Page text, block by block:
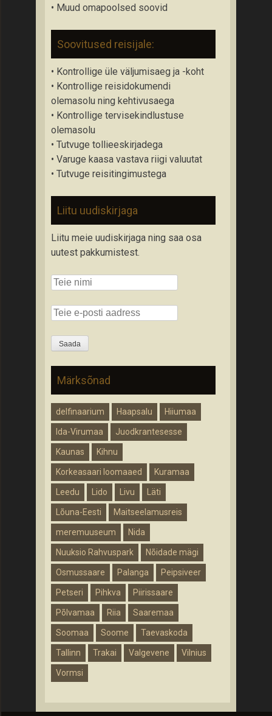
• Muud omapoolsed soovid
Soovitused reisijale:
• Kontrollige üle väljumisaeg ja -koht
• Kontrollige reisidokumendi
olemasolu ning kehtivusaega
• Kontrollige tervisekindlustuse
olemasolu
• Tutvuge tollieeskirjadega
• Varuge kaasa vastava riigi valuutat
• Tutvuge reisitingimustega
Liitu uudiskirjaga
Liitu meie uudiskirjaga ning saa osa
uutest pakkumistest.
Märksõnad
delfinaarium Haapsalu Hiiumaa
Ida-Virumaa Juodkrantesesse
Kaunas Kihnu
Korkeasaari loomaaed Kuramaa
Leedu Lido Livu Läti
Lõuna-Eesti Maitseelamusreis
meremuuseum Nida
Nuuksio Rahvuspark Nõidade mägi
Osmussaare Palanga Peipsiveer
Petseri Pihkva Piirissaare
Põlvamaa Riia Saaremaa
Soomaa Soome Taevaskoda
Tallinn Trakai Valgevene Vilnius
Vormsi